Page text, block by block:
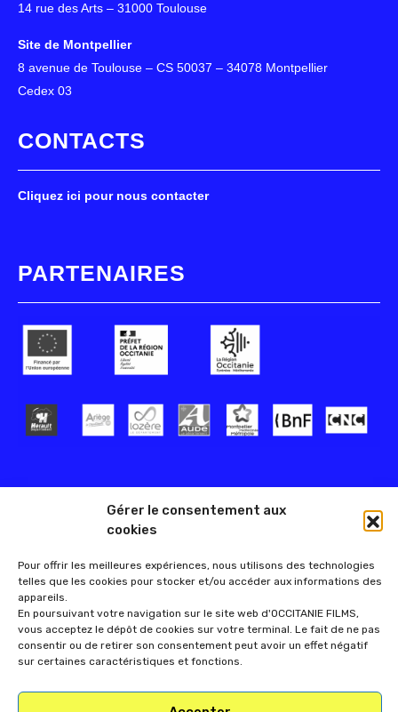
Gérer le consentement aux
cookies
Pour offrir les meilleures expériences, nous utilisons des technologies
telles que les cookies pour stocker et/ou accéder aux informations des
appareils.
En poursuivant votre navigation sur le site web d'OCCITANIE FILMS,
vous acceptez le dépôt de cookies sur votre terminal. Le fait de ne pas
consentir ou de retirer son consentement peut avoir un effet négatif
sur certaines caractéristiques et fonctions.
14 rue des Arts – 31000 Toulouse
Site de Montpellier
8 avenue de Toulouse – CS 50037 – 34078 Montpellier
Cedex 03
CONTACTS
Cliquez ici pour nous contacter
PARTENAIRES